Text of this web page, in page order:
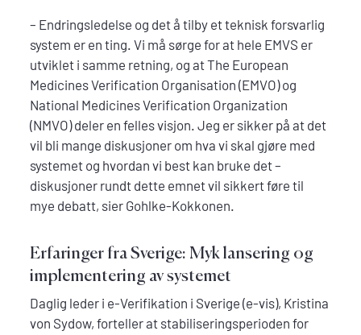
– Endringsledelse og det å tilby et teknisk forsvarlig
system er en ting. Vi må sørge for at hele EMVS er
utviklet i samme retning, og at The European
Medicines Verification Organisation (EMVO) og
National Medicines Verification Organization
(NMVO) deler en felles visjon. Jeg er sikker på at det
vil bli mange diskusjoner om hva vi skal gjøre med
systemet og hvordan vi best kan bruke det –
diskusjoner rundt dette emnet vil sikkert føre til
mye debatt, sier Gohlke-Kokkonen.
Erfaringer fra Sverige: Myk lansering og
implementering av systemet
Daglig leder i e-Verifikation i Sverige (e-vis), Kristina
von Sydow, forteller at stabiliseringsperioden for